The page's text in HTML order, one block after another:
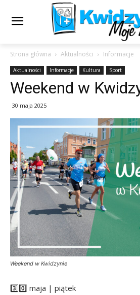
Strona główna Aktualności Informacje
Aktualności Informacje Kultura Sport
Weekend w
30 maja 2025
Weekend w Kwidzynie
3️⃣0️⃣ maja | piątek